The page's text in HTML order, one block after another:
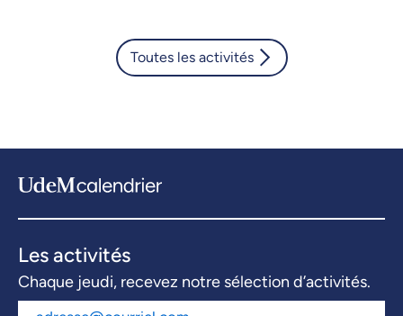
Toutes les activités
Les activités
Chaque jeudi, recevez notre sélection d’activités.